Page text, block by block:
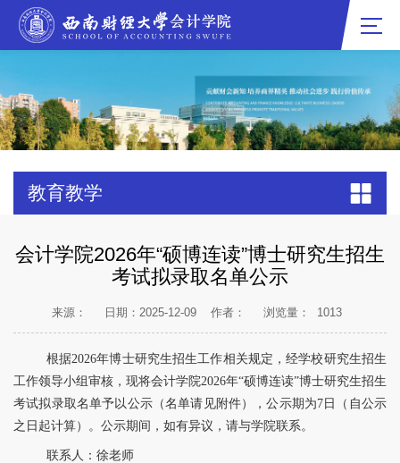
教育教学
会计学院2026年“硕博连读”博士研究生招生
考试拟录取名单公示
来源： 日期：2025-12-09 作者： 浏览量： 1013
根据2026年博士研究生招生工作相关规定，经学校研究生招生
工作领导小组审核，现将会计学院2026年“硕博连读”博士研究生招生
考试拟录取名单予以公示（名单请见附件），公示期为7日（自公示
之日起计算）。公示期间，如有异议，请与学院联系。
联系人：徐老师